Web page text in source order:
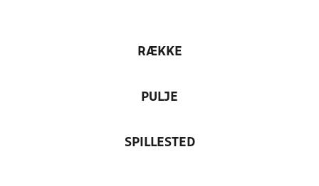
RÆKKE
PULJE
SPILLESTED